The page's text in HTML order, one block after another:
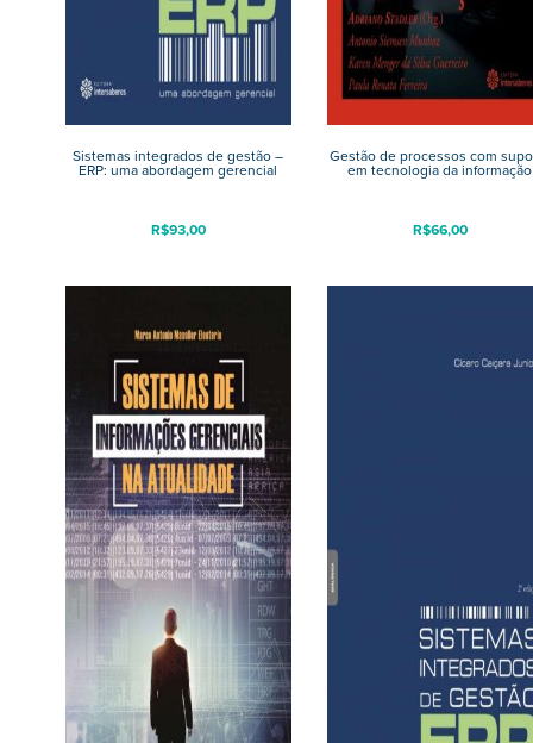
Sistemas integrados de gestão –
ERP: uma abordagem gerencial
R$93,00
Gestão de processos com
em tecnologia da informação
R$66,00